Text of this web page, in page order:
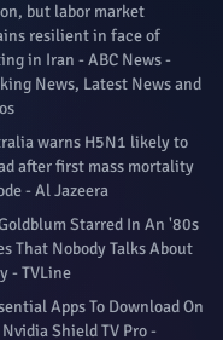
but labor market
resilient in face of
in Iran - ABC News -
News, Latest News and
warns H5N1 likely to
after first mass mortality
- Al Jazeera
Starred In An '80s
That Nobody Talks About
- TVLine
Apps To Download On
Nvidia Shield TV Pro -